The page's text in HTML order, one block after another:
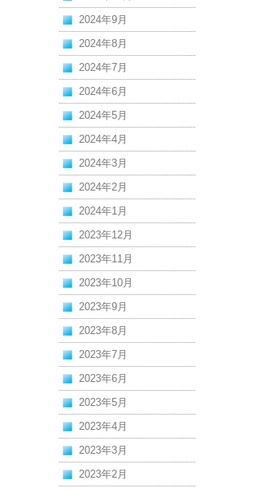
2024年9月
2024年8月
2024年7月
2024年6月
2024年5月
2024年4月
2024年3月
2024年2月
2024年1月
2023年12月
2023年11月
2023年10月
2023年9月
2023年8月
2023年7月
2023年6月
2023年5月
2023年4月
2023年3月
2023年2月